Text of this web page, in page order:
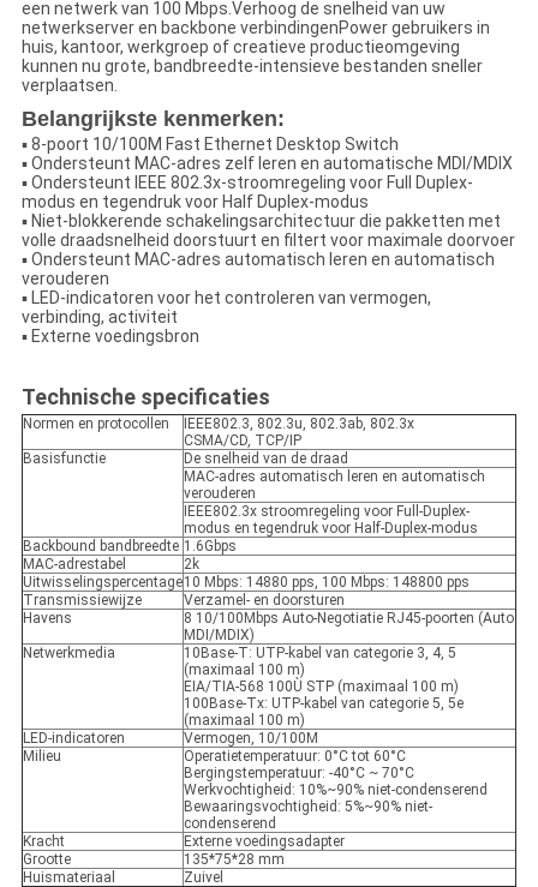
een netwerk van 100 Mbps.Verhoog de snelheid van uw
netwerkserver en backbone verbindingenPower gebruikers in
huis, kantoor, werkgroep of creatieve productieomgeving
kunnen nu grote, bandbreedte-intensieve bestanden sneller
verplaatsen.
Belangrijkste kenmerken:
▪ 8-poort 10/100M Fast Ethernet Desktop Switch
▪ Ondersteunt MAC-adres zelf leren en automatische MDI/MDIX
▪ Ondersteunt IEEE 802.3x-stroomregeling voor Full Duplex-
modus en tegendruk voor Half Duplex-modus
▪ Niet-blokkerende schakelingsarchitectuur die pakketten met
volle draadsnelheid doorstuurt en filtert voor maximale doorvoer
▪ Ondersteunt MAC-adres automatisch leren en automatisch
verouderen
▪ LED-indicatoren voor het controleren van vermogen,
verbinding, activiteit
▪ Externe voedingsbron
Technische specificaties
Normen en protocollen
IEEE802.3, 802.3u, 802.3ab, 802.3x
CSMA/CD, TCP/IP
Basisfunctie
De snelheid van de draad
MAC-adres automatisch leren en automatisch
verouderen
IEEE802.3x stroomregeling voor Full-Duplex-
modus en tegendruk voor Half-Duplex-modus
Backbound bandbreedte 1.6Gbps
MAC-adrestabel
2k
Uitwisselingspercentage10 Mbps: 14880 pps, 100 Mbps: 148800 pps
Transmissiewijze
Verzamel- en doorsturen
Havens
8 10/100Mbps Auto-Negotiatie RJ45-poorten (Auto
MDI/MDIX)
Netwerkmedia
10Base-T: UTP-kabel van categorie 3, 4, 5
(maximaal 100 m)
EIA/TIA-568 100Ù STP (maximaal 100 m)
100Base-Tx: UTP-kabel van categorie 5, 5e
(maximaal 100 m)
LED-indicatoren
Vermogen, 10/100M
Milieu
Operatietemperatuur: 0°C tot 60°C
Bergingstemperatuur: -40°C ~ 70°C
Werkvochtigheid: 10%~90% niet-condenserend
Bewaaringsvochtigheid: 5%~90% niet-
condenserend
Kracht
Externe voedingsadapter
Grootte
135*75*28 mm
Huismateriaal
Zuivel